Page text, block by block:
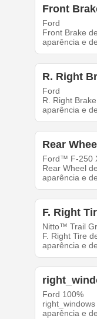
Front
Ford
Front Brake
aparência e
R. Right
Ford
R. Right
aparência e
Rear Wheel
Ford™ F-250
Rear Wheel
aparência e
F. Right
Nitto™ Trail
F. Right Tire
aparência e
Ford 100%
aparência e